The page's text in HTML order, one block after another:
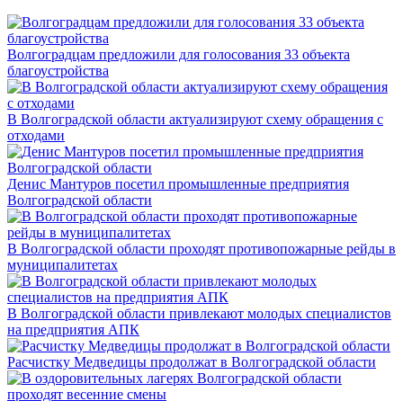
Волгоградцам предложили для голосования 33 объекта
благоустройства
В Волгоградской области актуализируют схему обращения с
отходами
Денис Мантуров посетил промышленные предприятия
Волгоградской области
В Волгоградской области проходят противопожарные рейды в
муниципалитетах
В Волгоградской области привлекают молодых специалистов
на предприятия АПК
Расчистку Медведицы продолжат в Волгоградской области